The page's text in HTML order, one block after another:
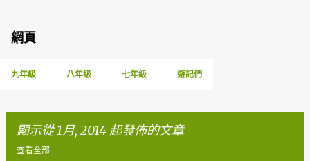
網頁
九年級 八年級 七年級 遊記們
顯示從 1月, 2014 起發佈的文章
查看全部